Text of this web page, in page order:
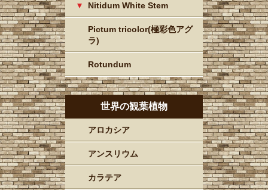
Nitidum White Stem
Pictum tricolor(極彩色アグ
ラ)
Rotundum
世界の観葉植物
アロカシア
アンスリウム
カラテア